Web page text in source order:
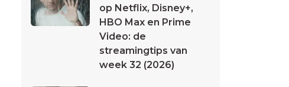
op Netflix, Disney+,
HBO Max en Prime
Video: de
streamingtips van
week 32 (2026)